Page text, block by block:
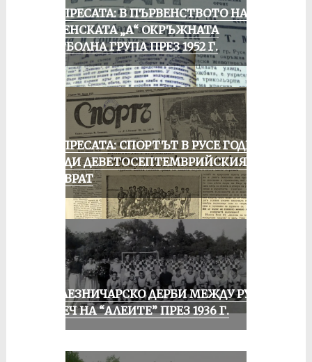
ОТ ПРЕСАТА: В ПЪРВЕНСТВОТО НА
РУСЕНСКАТА „А“ ОКРЪЖНАТА
ФУТБОЛНА ГРУПА ПРЕЗ 1952 Г.
ОТ ПРЕСАТА: СПОРТЪТ В РУСЕ ГОДИНА
ПРЕДИ ДЕВЕТОСЕПТЕМВРИЙСКИЯ
ПРЕВРАТ
ЖЕЛЕЗНИЧАРСКО ДЕРБИ МЕЖДУ РУСЕ
И ПЕЧ НА “АЛЕИТЕ” ПРЕЗ 1936 Г.